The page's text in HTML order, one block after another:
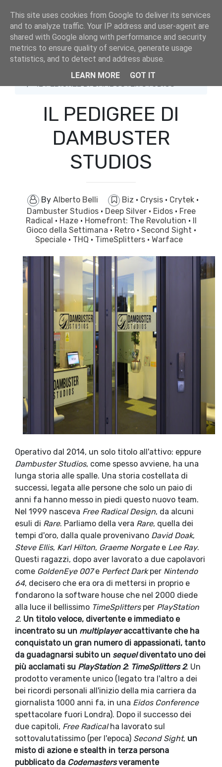
IL PEDIGREE DI DAMBUSTER STUDIOS
IL PEDIGREE DI
DAMBUSTER
STUDIOS
By Alberto Belli Biz · Crysis · Crytek ·
Dambuster Studios · Deep Silver · Eidos · Free
Radical · Haze · Homefront: The Revolution · Il
Gioco della Settimana · Retro · Second Sight ·
Speciale · THQ · TimeSplitters · Warface
Operativo dal 2014, un solo titolo all'attivo: eppure
Dambuster Studios, come spesso avviene, ha una
lunga storia alle spalle. Una storia costellata di
successi, legata alle persone che solo un paio di
anni fa hanno messo in piedi questo nuovo team.
Nel 1999 nasceva Free Radical Design, da alcuni
esuli di Rare. Parliamo della vera Rare, quella dei
tempi d'oro, dalla quale provenivano David Doak,
Steve Ellis, Karl Hilton, Graeme Norgate e Lee Ray.
Questi ragazzi, dopo aver lavorato a due capolavori
come GoldenEye 007e Perfect Darkper Nintendo
64, decisero che era ora di mettersi in proprio e
fondarono la software house che nel 2000 diede
alla luce il bellissimo TimeSplitters per PlayStation
2. Un titolo veloce, divertente e immediato e
incentrato su un multiplayeraccattivante che ha
conquistato un gran numero di appassionati, tanto
da guadagnarsi subito un sequeldiventato uno dei
più acclamati su PlayStation 2: TimeSplitters 2. Un
prodotto veramente unico (legato tra l'altro a dei
bei ricordi personali all'inizio della mia carriera da
giornalista 1000 anni fa, in una Eidos Conference
spettacolare fuori Londra). Dopo il successo dei
due capitoli, Free Radicalha lavorato sul
sottovalutatissimo (per l'epoca) Second Sight, un
misto di azione e stealth in terza persona
pubblicato da Codemastersveramente
This site uses cookies from Google to deliver its services
and to analyze traffic. Your IP address and user-agent are
shared with Google along with performance and security
metrics to ensure quality of service, generate usage
statistics, and to detect and address abuse.
LEARN MORE
GOT IT